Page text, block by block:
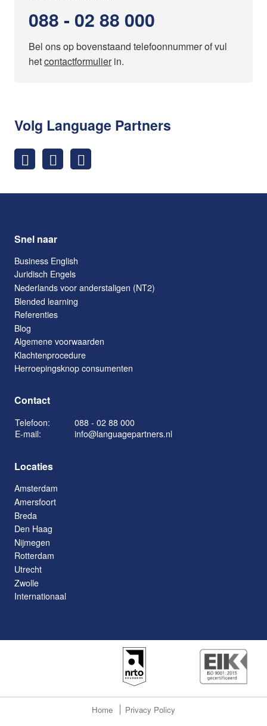
088 - 02 88 000
Bel ons op bovenstaand telefoonnummer of vul
hetcontactformulierin.
Volg Language Partners
Snel naar
Business English
Juridisch Engels
Nederlands voor anderstaligen (NT2)
Blended learning
Referenties
Blog
Algemene voorwaarden
Klachtenprocedure
Herroepingsknop consumenten
Contact
Telefoon:
088 - 02 88 000
E-mail:
info@languagepartners.nl
Locaties
Amsterdam
Amersfoort
Breda
Den Haag
Nijmegen
Rotterdam
Utrecht
Zwolle
Internationaal
Home Privacy Policy